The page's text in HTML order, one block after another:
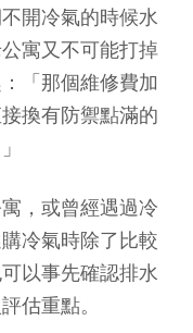
開冷氣的時候水
寓又不可能打掉
「那個維修費加
換有防禦點滿的
，或曾經遇過冷
冷氣時除了比較
以事先確認排水
估重點。